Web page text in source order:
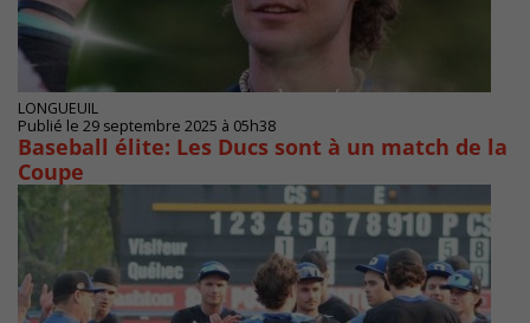
LONGUEUIL
Publié le 29 septembre 2025 à 05h38
Baseball élite: Les Ducs sont à un match de la
Coupe